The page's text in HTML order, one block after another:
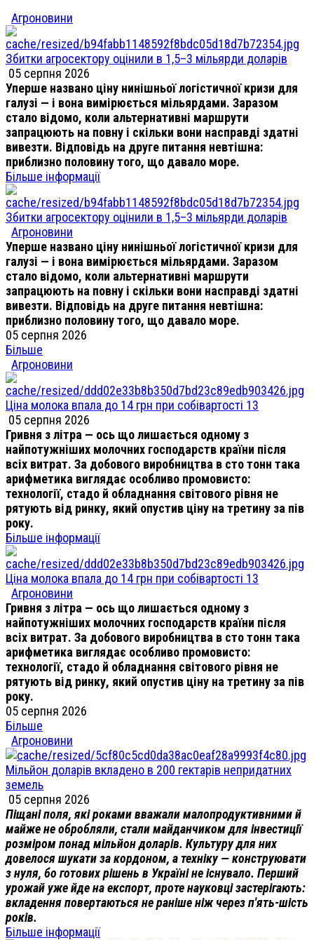
Агроновини
Збитки агросектору оцінили в 1,5–3 мільярди доларів
05 серпня 2026
Уперше названо ціну нинішньої логістичної кризи для
галузі — і вона вимірюється мільярдами. Заразом
стало відомо, коли альтернативні маршрути
запрацюють на повну і скільки вони насправді здатні
вивезти. Відповідь на друге питання невтішна:
приблизно половину того, що давало море.
Більше інформації
Збитки агросектору оцінили в 1,5–3 мільярди доларів
Агроновини
Уперше названо ціну нинішньої логістичної кризи для
галузі — і вона вимірюється мільярдами. Заразом
стало відомо, коли альтернативні маршрути
запрацюють на повну і скільки вони насправді здатні
вивезти. Відповідь на друге питання невтішна:
приблизно половину того, що давало море.
05 серпня 2026
Більше
Агроновини
Ціна молока впала до 14 грн при собівартості 13
05 серпня 2026
Гривня з літра — ось що лишається одному з
найпотужніших молочних господарств країни після
всіх витрат. За добового виробництва в сто тонн така
арифметика виглядає особливо промовисто:
технології, стадо й обладнання світового рівня не
рятують від ринку, який опустив ціну на третину за пів
року.
Більше інформації
Ціна молока впала до 14 грн при собівартості 13
Агроновини
Гривня з літра — ось що лишається одному з
найпотужніших молочних господарств країни після
всіх витрат. За добового виробництва в сто тонн така
арифметика виглядає особливо промовисто:
технології, стадо й обладнання світового рівня не
рятують від ринку, який опустив ціну на третину за пів
року.
05 серпня 2026
Більше
Агроновини
Мільйон доларів вкладено в 200 гектарів непридатних
земель
05 серпня 2026
Піщані поля, які роками вважали малопродуктивними й
майже не обробляли, стали майданчиком для інвестиції
розміром понад мільйон доларів. Культуру для них
довелося шукати за кордоном, а техніку — конструювати
з нуля, бо готових рішень в Україні не існувало. Перший
урожай уже йде на експорт, проте науковці застерігають:
вкладення повертаються не раніше ніж через п'ять-шість
років.
Більше інформації